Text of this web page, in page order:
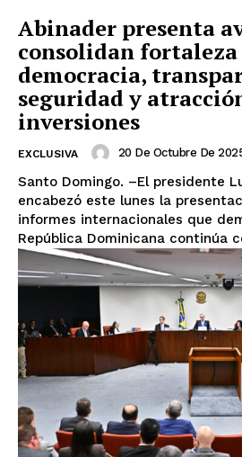
Abinader presenta
consolidan fortaleza
democracia,
seguridad y
inversiones
EXCLUSIVA 20 De Octubre De
Santo Domingo. –El presidente
encabezó este lunes la
informes internacionales que
República Dominicana continúa